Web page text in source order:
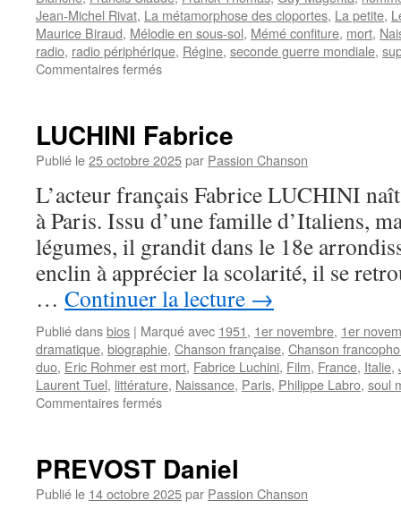
Jean-Michel Rivat, La métamorphose des cloportes, La petite,
Maurice Biraud, Mélodie en sous-sol, Mémé confiture, mort,
radio, radio périphérique, Régine, seconde guerre mondiale,
Commentaires ferméssur
LUCHINI Fabrice
Publié le25 octobre 2025par Passion Chanson
L’acteur français Fabrice LUCHINI
à Paris. Issu d’une famille d’Italiens,
légumes, il grandit dans le 18e
enclin à apprécier la scolarité, il se
… Continuer la lecture →
Publié dansbios | Marqué avec 1951, 1er novembre, 1er
dramatique, biographie, Chanson française, Chanson
duo, Eric Rohmer est mort, Fabrice Luchini, Film, France, Italie,
Laurent Tuel, littérature, Naissance, Paris, Philippe Labro, soul
Commentaires ferméssur
PREVOST Daniel
Publié le 14 octobre 2025par Passion Chanson